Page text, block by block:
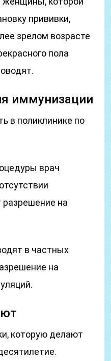
прививки,
зрелом возрасте
пола
иммунизации
в поликлинике по
врач
разрешение на
в частных
на
которую делают